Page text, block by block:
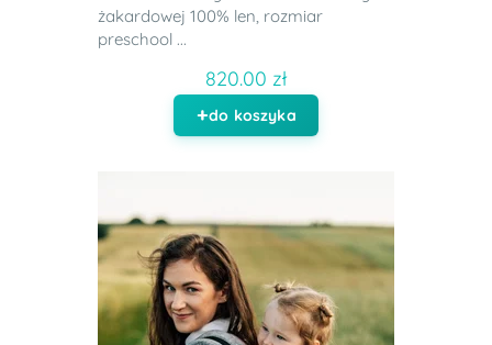
żakardowej 100% len, rozmiar
preschool ...
820.00 zł
do koszyka